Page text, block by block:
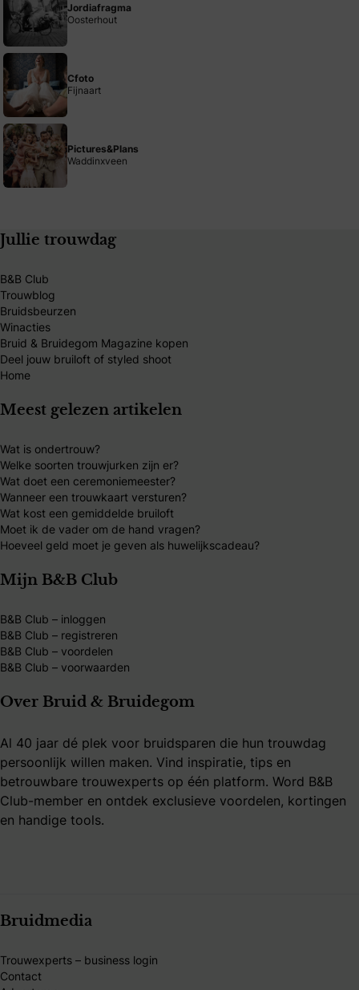
Jordiafragma
Oosterhout
Cfoto
Fijnaart
Pictures&Plans
Waddinxveen
Jullie trouwdag
B&B Club
Trouwblog
Bruidsbeurzen
Winacties
Bruid & Bruidegom Magazine kopen
Deel jouw bruiloft of styled shoot
Home
Meest gelezen artikelen
Wat is ondertrouw?
Welke soorten trouwjurken zijn er?
Wat doet een ceremoniemeester?
Wanneer een trouwkaart versturen?
Wat kost een gemiddelde bruiloft
Moet ik de vader om de hand vragen?
Hoeveel geld moet je geven als huwelijkscadeau?
Mijn B&B Club
B&B Club – inloggen
B&B Club – registreren
B&B Club – voordelen
B&B Club – voorwaarden
Over Bruid & Bruidegom
Al 40 jaar dé plek voor bruidsparen die hun trouwdag
persoonlijk willen maken. Vind inspiratie, tips en
betrouwbare trouwexperts op één platform. Word B&B
Club-member en ontdek exclusieve voordelen, kortingen
en handige tools.
Bruidmedia
Trouwexperts – business login
Contact